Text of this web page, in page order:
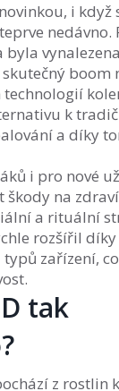
i když
nedávno.
boom
k
a díky
i pro nové
na
a rituální
rozšířil
zařízení,
tak
z rostlin